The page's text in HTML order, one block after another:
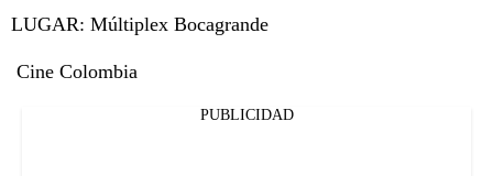
LUGAR: Múltiplex Bocagrande
Cine Colombia
PUBLICIDAD